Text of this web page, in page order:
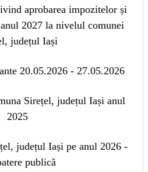
aprobarea impozitelor și
2027 la nivelul comunei
județul Iași
20.05.2026 - 27.05.2026
Sirețel, județul Iași anul
2025
județul Iași pe anul 2026 -
publică